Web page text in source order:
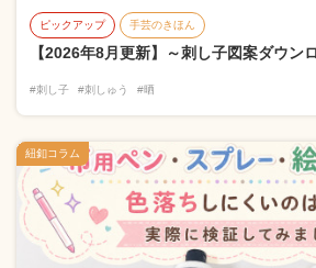
ピックアップ 手芸のきほん
【2026年8月更新】～刺し子図案ダウン
#刺し子 #刺しゅう #晒
紐釦コラム